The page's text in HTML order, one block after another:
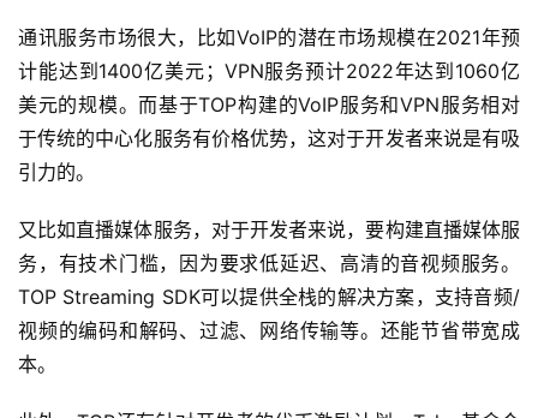
通讯服务市场很大，比如VoIP的潜在市场规模在2021年预
计能达到1400亿美元；VPN服务预计2022年达到1060亿
美元的规模。而基于TOP构建的VoIP服务和VPN服务相对
于传统的中心化服务有价格优势，这对于开发者来说是有吸
引力的。
又比如直播媒体服务，对于开发者来说，要构建直播媒体服
务，有技术门槛，因为要求低延迟、高清的音视频服务。
TOP Streaming SDK可以提供全栈的解决方案，支持音频/
视频的编码和解码、过滤、网络传输等。还能节省带宽成
本。